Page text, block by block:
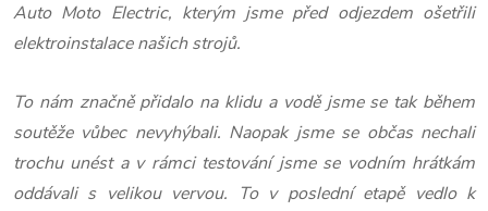
Auto Moto Electric, kterým jsme před odjezdem ošetřili
elektroinstalace našich strojů.
To nám značně přidalo na klidu a vodě jsme se tak během
soutěže vůbec nevyhýbali. Naopak jsme se občas nechali
trochu unést a v rámci testování jsme se vodním hrátkám
oddávali s velikou vervou. To v poslední etapě vedlo k